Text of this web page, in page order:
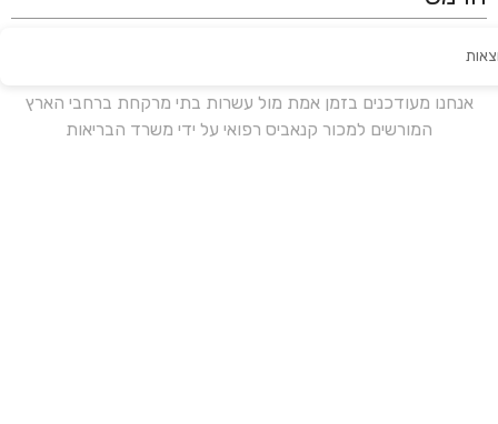
אנחנו מעודכנים בזמן אמת מול עשרות בתי מרקחת ברחבי הארץ
המורשים למכור קנאביס רפואי על ידי משרד הבריאות